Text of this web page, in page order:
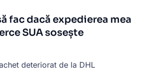
fac dacă expedierea mea
SUA sosește
deteriorat de la DHL